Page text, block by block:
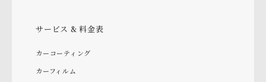
サービス & 料金表
カーコーティング
カーフィルム